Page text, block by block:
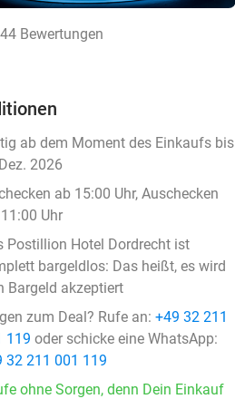
Bewertungen
ab dem Moment des Einkaufs bis
2026
ab 15:00 Uhr, Auschecken
Uhr
Postillion Hotel Dordrecht ist
bargeldlos: Das heißt, es wird
Bargeld akzeptiert
zum Deal? Rufe an: +49 32 211
119 oder schicke eine WhatsApp:
32 211 001 119
ohne Sorgen, denn Dein Einkauf